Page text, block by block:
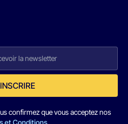
confirmez que vous acceptez nos
et Conditions